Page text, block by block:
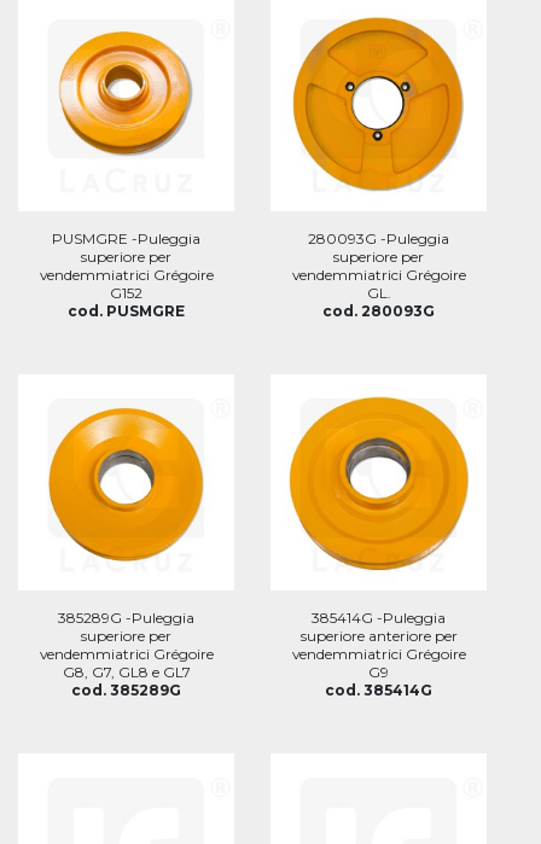
PUSMGRE -Puleggia
superiore per
vendemmiatrici Grégoire
G152
cod. PUSMGRE
280093G -Puleggia
superiore per
vendemmiatrici Grégoire
GL.
cod. 280093G
385289G -Puleggia
superiore per
vendemmiatrici Grégoire
G8, G7, GL8 e GL7
cod. 385289G
385414G -Puleggia
superiore anteriore per
vendemmiatrici Grégoire
G9
cod. 385414G